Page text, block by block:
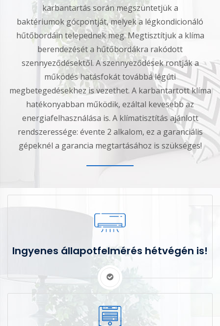
karbantartás során megszüntetjük a
baktériumok gócpontját, melyek a légkondicionáló
hűtőbordáin telepednek meg. Megtisztítjuk a klíma
berendezését a hűtőbordákra rakódott
szennyeződésektől. A szennyeződések rontják a
működés hatásfokát továbbá légúti
megbetegedésekhez is vezethet. A karbantartott klíma
hatékonyabban működik, ezáltal kevesebb az
energiafelhasználása is. A klímatisztítás ajánlott
rendszeressége: évente 2 alkalom, ez a garanciális
gépeknél a garancia megtartásához is szükséges!
Ingyenes állapotfelmérés hétvégén is!